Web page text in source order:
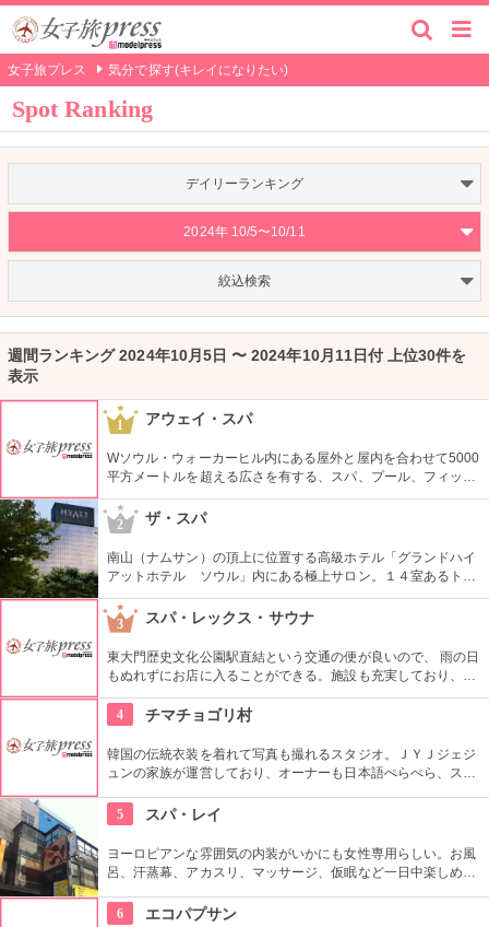
女子旅プレス 気分で探す(キレイになりたい)
Spot Ranking
デイリーランキング
2024年 10/5〜10/11
絞込検索
週間ランキング 2024年10月5日 〜 2024年10月11日付 上位30件を
表示
1 アウェイ・スパ
Wソウル・ウォーカーヒル内にある屋外と屋内を合わせて5000
平方メートルを超える広さを有する、スパ、プール、フィット
ネス・ジムと、主に3エリアで構成されたスパ。 韓国の陰陽や
古代アーユルヴェーダのトリートメントなど様々な技法をとり
いれたトリートメントやマッサージをうけられる。露天風呂か
らは韓国の市内が一望てきておすすめ。
2 ザ・スパ
南山（ナムサン）の頂上に位置する高級ホテル「グランドハイ
アットホテル ソウル」内にある極上サロン。１４室あるトリ
ートメントルームで受けられるのは、韓国の伝統的な経路マッ
サージとアロマテラピーを融合させたプログラム。カップルで
一緒に受けられるカップルスイートも人気。
3 スパ・レックス・サウナ
東大門歴史文化公園駅直結という交通の便が良いので、 雨の日
もぬれずにお店に入ることができる。施設も充実しており、地
元の人から観光客まで人気。
4
チマチョゴリ村
韓国の伝統衣装を着れて写真も撮れるスタジオ。ＪＹＪジェジ
ュンの家族が運営しており、オーナーも日本語ぺらぺら、スタ
男性や小さな子供用の衣装も沢山あり、カップル写真に家族写
真、友達同士の記念にもってこい。
5 スパ・レイ
ヨーロピアンな雰囲気の内装がいかにも女性専用らしい。お風
呂、汗蒸幕、アカスリ、マッサージ、仮眠など一日中楽しめち
に浸れる。女性だけだから周りを気にする必要がないのも◎。
6 エコパプサン